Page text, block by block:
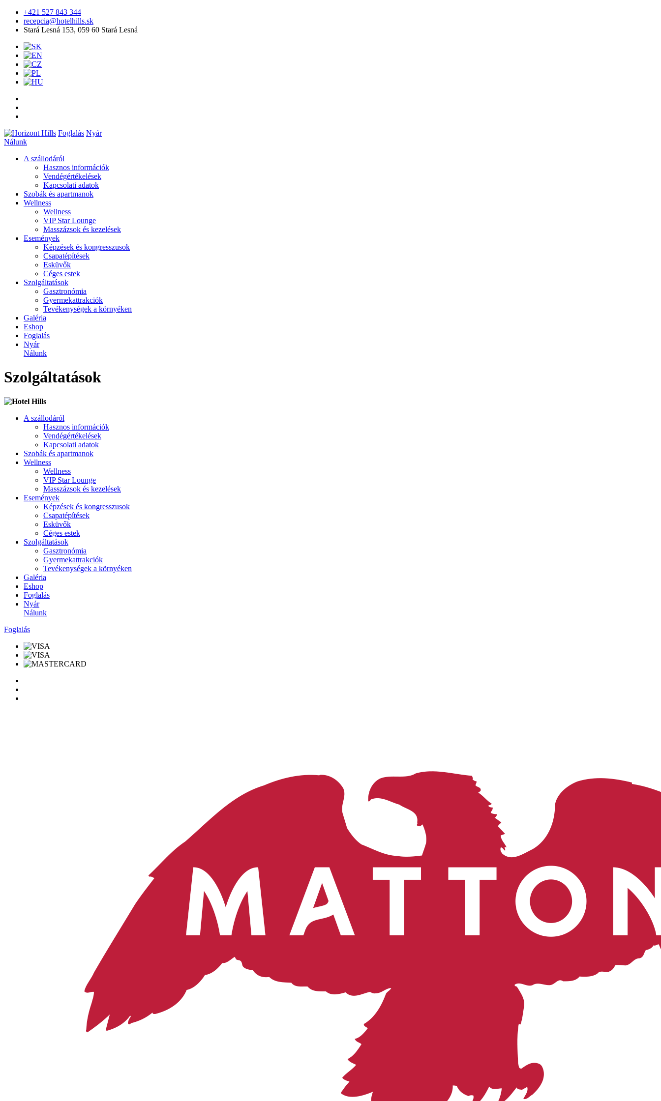
+421 527 843 344
recepcia@hotelhills.sk
Stará Lesná 153, 059 60 Stará Lesná
Foglalás Nyár
Nálunk
A szállodáról
Hasznos információk
Vendégértékelések
Kapcsolati adatok
Szobák és apartmanok
Wellness
Wellness
VIP Star Lounge
Masszázsok és kezelések
Események
Képzések és kongresszusok
Csapatépítések
Esküvők
Céges estek
Szolgáltatások
Gasztronómia
Gyermekattrakciók
Tevékenységek a környéken
Galéria
Eshop
Foglalás
Nyár
Nálunk
Szolgáltatások
A szállodáról
Hasznos információk
Vendégértékelések
Kapcsolati adatok
Szobák és apartmanok
Wellness
Wellness
VIP Star Lounge
Masszázsok és kezelések
Események
Képzések és kongresszusok
Csapatépítések
Esküvők
Céges estek
Szolgáltatások
Gasztronómia
Gyermekattrakciók
Tevékenységek a környéken
Galéria
Eshop
Foglalás
Nyár
Nálunk
Foglalás